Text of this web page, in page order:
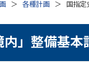
各種計画 国指
」整備基本